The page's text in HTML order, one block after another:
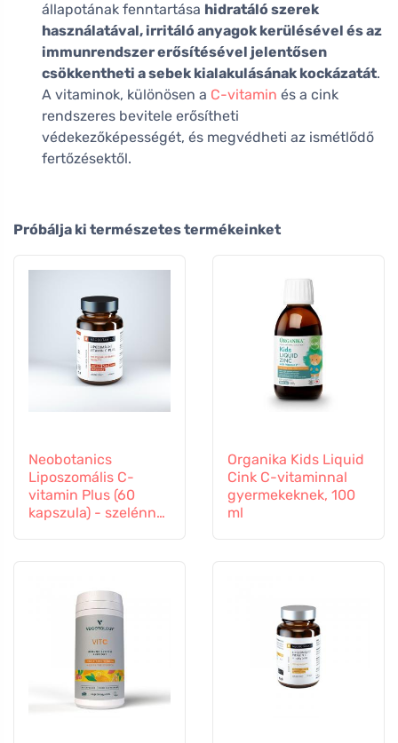
állapotának fenntartása hidratáló szerek
használatával, irritáló anyagok kerülésével és az
immunrendszer erősítésével jelentősen
csökkentheti a sebek kialakulásának kockázatát.
A vitaminok, különösen a C-vitamin és a cink
rendszeres bevitele erősítheti
védekezőképességét, és megvédheti az ismétlődő
fertőzésektől.
Próbálja ki természetes termékeinket
Neobotanics
Liposzomális C-
vitamin Plus (60
kapszula) - szelénnel
Organika Kids Liquid
Cink C-vitaminnal
gyermekeknek, 100
ml